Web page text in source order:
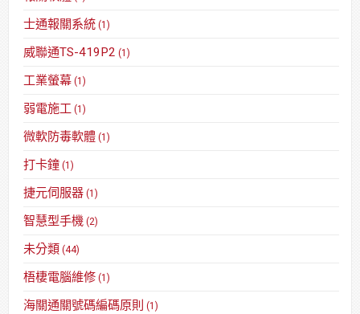
士通報關系統 (1)
威聯通TS-419P2 (1)
工業螢幕 (1)
弱電施工 (1)
微軟防毒軟體 (1)
打卡鐘 (1)
捷元伺服器 (1)
智慧型手機 (2)
未分類 (44)
梧棲電腦維修 (1)
海關通關號碼編碼原則 (1)